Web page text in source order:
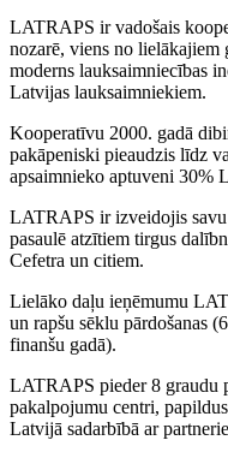
LATRAPS ir vadošais
nozarē, viens no lielākajiem
moderns lauksaimniecības
Latvijas lauksaimniekiem.
Kooperatīvu 2000. gadā
pakāpeniski pieaudzis līdz
apsaimnieko aptuveni 30%
LATRAPS ir izveidojis savu
pasaulē atzītiem tirgus
Cefetra un citiem.
Lielāko daļu ieņēmumu
un rapšu sēklu pārdošanas
finanšu gadā).
LATRAPS pieder 8 graudu
pakalpojumu centri,
Latvijā sadarbībā ar